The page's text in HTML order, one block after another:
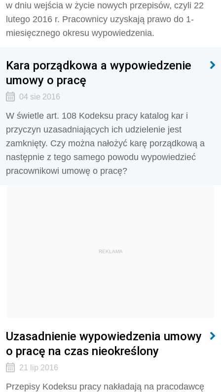
w dniu wejścia w życie nowych przepisów, czyli 22
lutego 2016 r. Pracownicy uzyskają prawo do 1-
miesięcznego okresu wypowiedzenia.
Kara porządkowa a wypowiedzenie
umowy o pracę
04 sie 2016
W świetle art. 108 Kodeksu pracy katalog kar i
przyczyn uzasadniających ich udzielenie jest
zamknięty. Czy można nałożyć karę porządkową a
następnie z tego samego powodu wypowiedzieć
pracownikowi umowę o pracę?
REKLAMA
Uzasadnienie wypowiedzenia umowy
o pracę na czas nieokreślony
21 lip 2016
Przepisy Kodeksu pracy nakładają na pracodawcę